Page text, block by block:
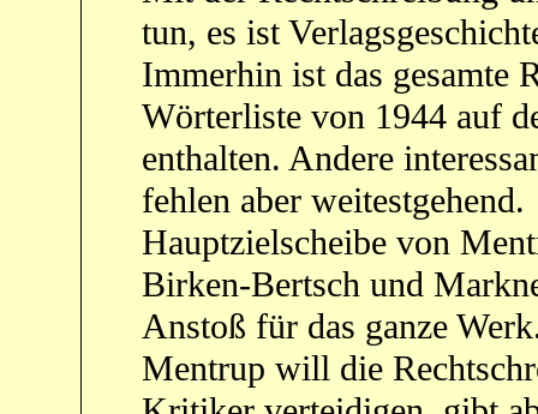
tun, es ist
Immerhin ist das gesamte
Wörterliste von 1944 auf
enthalten. Andere
fehlen aber weitestgehend.
Hauptzielscheibe von
Birken-Bertsch und
Anstoß für das ganze
Mentrup will die